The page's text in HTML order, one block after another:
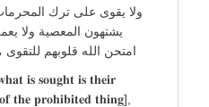
ولا يقوى على ترك
يشتهون المعصية ولا
امتحن الله قلوبهم
𝐢𝐬 𝐬𝐨𝐮𝐠𝐡𝐭 𝐢𝐬 𝐭𝐡𝐞𝐢𝐫
𝐭𝐡𝐞 𝐩𝐫𝐨𝐡𝐢𝐛𝐢𝐭𝐞𝐝 𝐭𝐡𝐢𝐧𝐠],